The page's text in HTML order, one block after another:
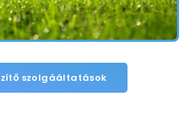
szolgááltatások